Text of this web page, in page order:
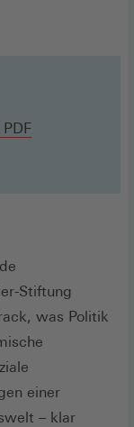
Stiftung
was Politik
einer
– klar